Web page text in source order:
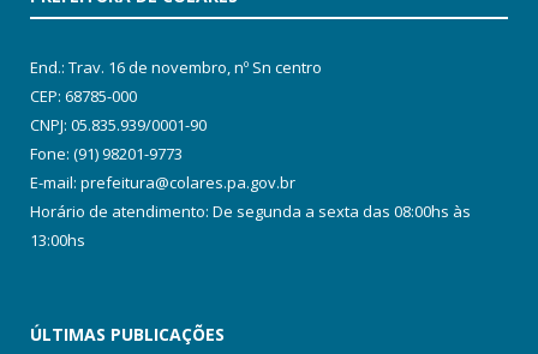
End.: Trav. 16 de novembro, nº Sn centro
CEP: 68785-000
CNPJ: 05.835.939/0001-90
Fone: (91) 98201-9773
E-mail: prefeitura@colares.pa.gov.br
Horário de atendimento: De segunda a sexta das 08:00hs às
13:00hs
ÚLTIMAS PUBLICAÇÕES